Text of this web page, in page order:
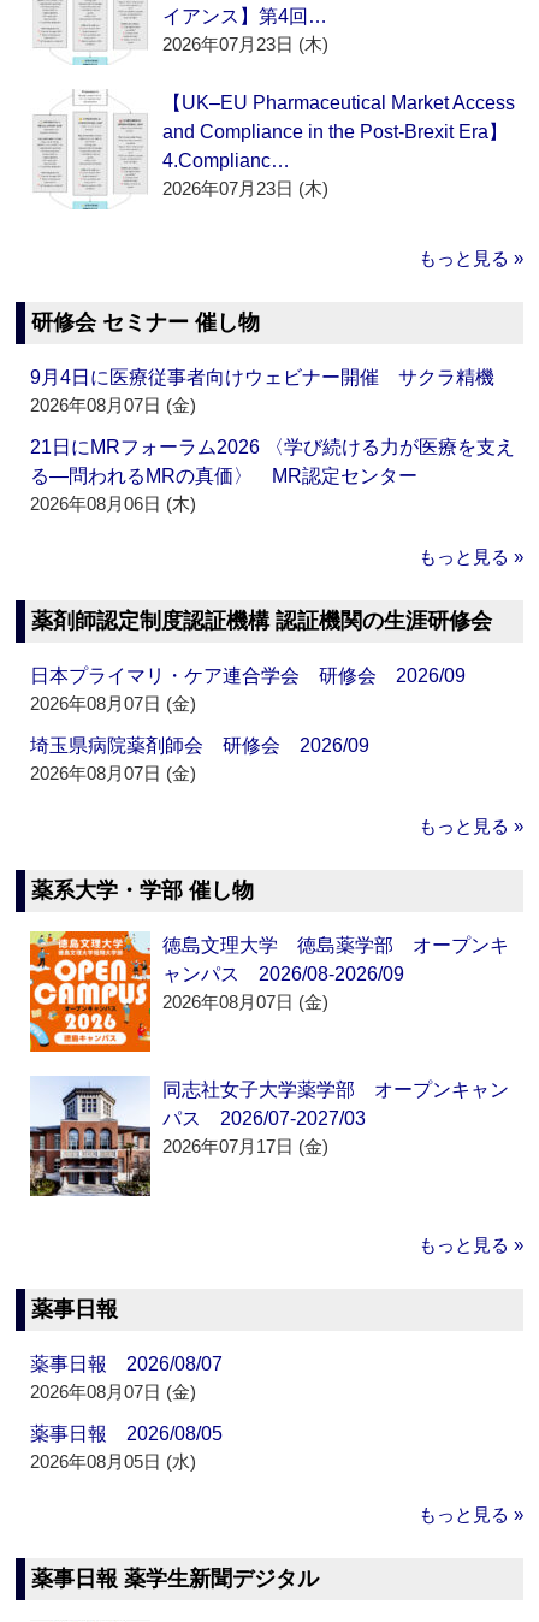
イアンス】第4回…
2026年07月23日 (木)
【UK–EU Pharmaceutical Market Access
and Compliance in the Post-Brexit Era】
4.Complianc…
2026年07月23日 (木)
もっと見る »
研修会 セミナー 催し物
9月4日に医療従事者向けウェビナー開催 サクラ精機
2026年08月07日 (金)
21日にMRフォーラム2026 〈学び続ける力が医療を支え
る―問われるMRの真価〉 MR認定センター
2026年08月06日 (木)
もっと見る »
薬剤師認定制度認証機構 認証機関の生涯研修会
日本プライマリ・ケア連合学会 研修会 2026/09
2026年08月07日 (金)
埼玉県病院薬剤師会 研修会 2026/09
2026年08月07日 (金)
もっと見る »
薬系大学・学部 催し物
徳島文理大学 徳島薬学部 オープンキ
ャンパス 2026/08-2026/09
2026年08月07日 (金)
同志社女子大学薬学部 オープンキャン
パス 2026/07-2027/03
2026年07月17日 (金)
もっと見る »
薬事日報
薬事日報 2026/08/07
2026年08月07日 (金)
薬事日報 2026/08/05
2026年08月05日 (水)
もっと見る »
薬事日報 薬学生新聞デジタル